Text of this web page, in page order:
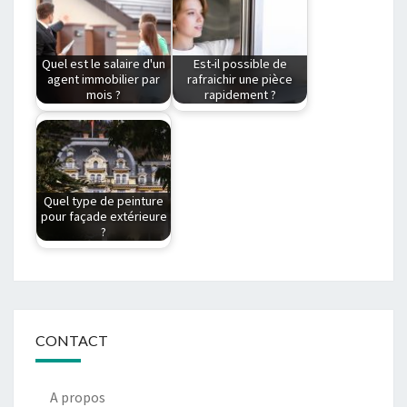
location en
colocation.…
prêt immobilier…
Quel est le salaire d'un
agent immobilier par
mois ?
De quoi se compose
le salaire d'un
vendeur immobilier
?…
Est-il possible de
rafraichir une pièce
rapidement ?
Nos conseils pour
Quel type de peinture
pour façade extérieure
?
Quel type de peinture
choisir pour façade
CONTACT
A propos